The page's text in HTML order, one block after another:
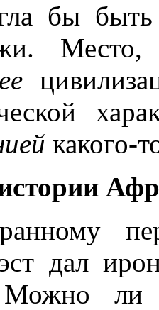
бы быть
Место,
ее
какого-
дал
Можно